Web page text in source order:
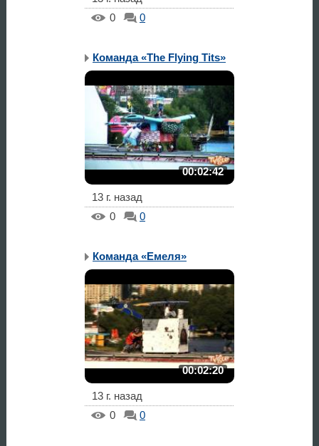
0
0
Команда «The Flying Tits»
00:02:42
13 г. назад
0
0
Команда «Емеля»
00:02:20
13 г. назад
0
0